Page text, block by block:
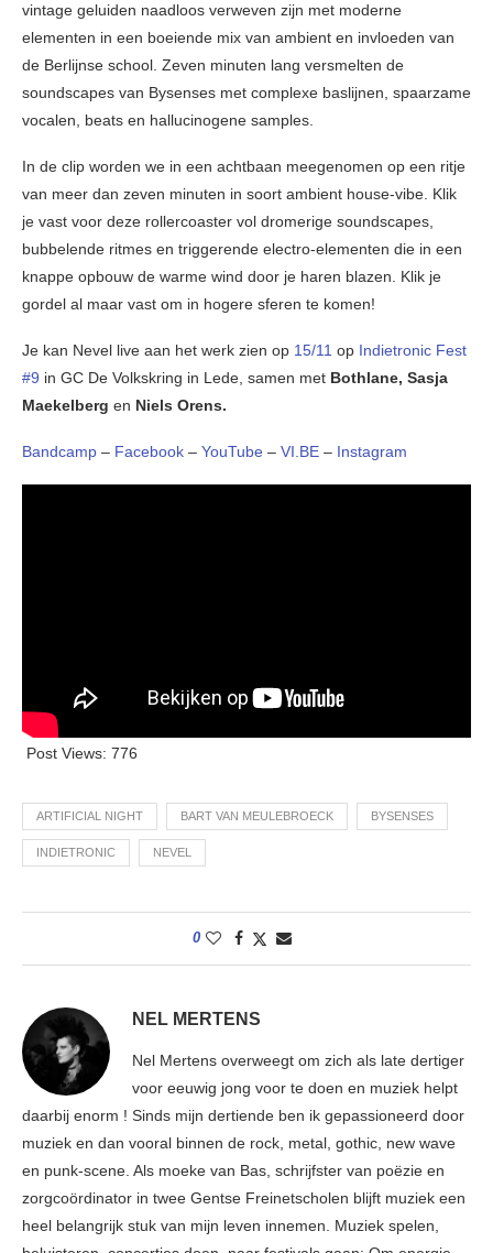
vintage geluiden naadloos verweven zijn met moderne
elementen in een boeiende mix van ambient en invloeden van
de Berlijnse school. Zeven minuten lang versmelten de
soundscapes van Bysenses met complexe baslijnen, spaarzame
vocalen, beats en hallucinogene samples.
In de clip worden we in een achtbaan meegenomen op een ritje
van meer dan zeven minuten in soort ambient house-vibe. Klik
je vast voor deze rollercoaster vol dromerige soundscapes,
bubbelende ritmes en triggerende electro-elementen die in een
knappe opbouw de warme wind door je haren blazen. Klik je
gordel al maar vast om in hogere sferen te komen!
Je kan Nevel live aan het werk zien op 15/11 op Indietronic Fest
#9 in GC De Volkskring in Lede, samen met Bothlane, Sasja
Maekelberg en Niels Orens.
Bandcamp – Facebook – YouTube – VI.BE – Instagram
Post Views: 776
ARTIFICIAL NIGHT BART VAN MEULEBROECK BYSENSES
INDIETRONIC NEVEL
0
NEL MERTENS
Nel Mertens overweegt om zich als late dertiger
voor eeuwig jong voor te doen en muziek helpt
daarbij enorm ! Sinds mijn dertiende ben ik gepassioneerd door
muziek en dan vooral binnen de rock, metal, gothic, new wave
en punk-scene. Als moeke van Bas, schrijfster van poëzie en
zorgcoördinator in twee Gentse Freinetscholen blijft muziek een
heel belangrijk stuk van mijn leven innemen. Muziek spelen,